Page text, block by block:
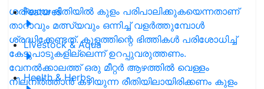
Features
Livestock & Aqua
Health & Herbs
ശരിയായ രീതിയില്‍ കുളം പരിപാലിക്കുകയെന്നതാണ്
താറാവും മത്സ്യവും ഒന്നിച്ച് വളര്‍ത്തുമ്പോള്‍
ശ്രദ്ധിക്കേണ്ടത്. കുളത്തിന്റെ ഭിത്തികള്‍ പരിശോധിച്ച്
കേടുപാടുകളില്ലെന്ന് ഉറപ്പുവരുത്തണം.
വേനല്‍ക്കാലത്ത് ഒരു മീറ്റര്‍ ആഴത്തില്‍ വെള്ളം
നിലനിര്‍ത്താന്‍ കഴിയുന്ന രീതിയിലായിരിക്കണം കുളം